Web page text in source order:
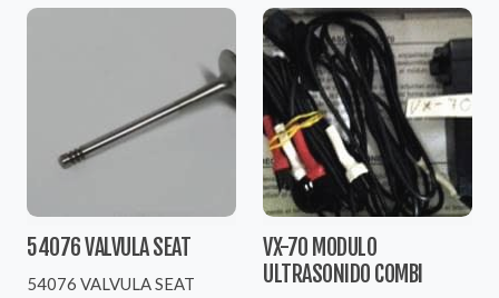
54076 VALVULA SEAT
54076 VALVULA SEAT
VX-70 MODULO
ULTRASONIDO COMBI